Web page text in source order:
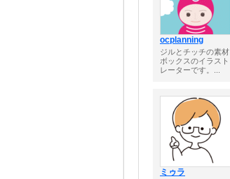
ocplanning
ジルとチッチの素材
ボックスのイラスト
レーターです。...
ミゥラ